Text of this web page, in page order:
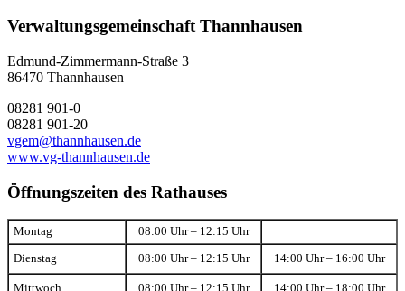
Verwaltungsgemeinschaft Thannhausen
Edmund-Zimmermann-Straße 3
86470 Thannhausen
08281 901-0
08281 901-20
vgem@thannhausen.de
www.vg-thannhausen.de
Öffnungszeiten des Rathauses
Montag 08:00 Uhr – 12:15 Uhr
Dienstag 08:00 Uhr – 12:15 Uhr 14:00 Uhr – 16:00 Uhr